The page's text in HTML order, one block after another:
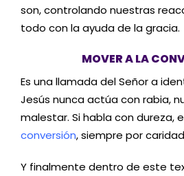
son, controlando nuestras
todo con la ayuda de la gracia.
MOVER A LA
Es una llamada del Señor a
Jesús nunca actúa con rabia,
malestar. Si habla con dureza,
conversión, siempre por
Y finalmente dentro de este